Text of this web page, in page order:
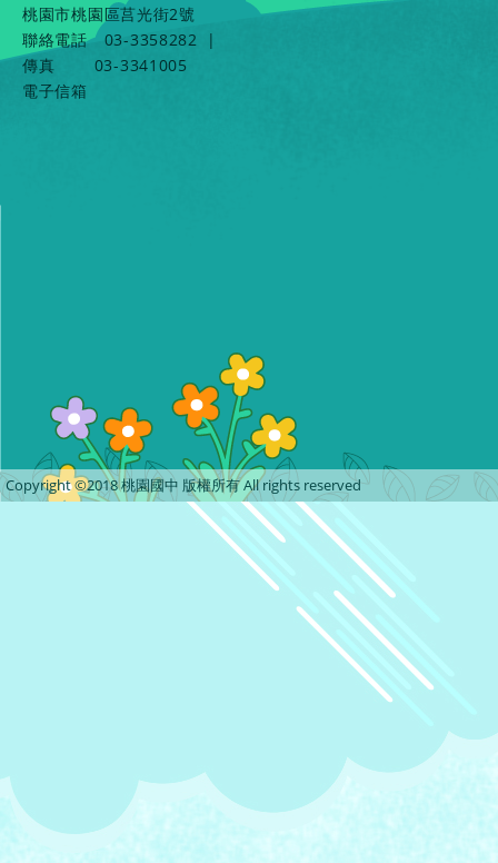
桃園市桃園區莒光街2號
聯絡電話
03-3358282
|
傳真
03-3341005
電子信箱
Copyright ©2018 桃園國中 版權所有 All rights reserved